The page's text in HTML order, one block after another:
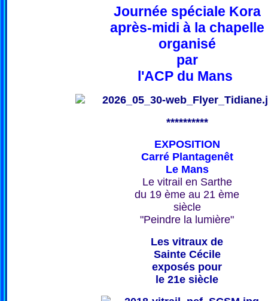
Journée spéciale Kora
après-midi à la chapelle
organisé
par
l'ACP du Mans
**********
EXPOSITION
Carré Plantagenêt
Le Mans
Le vitrail en Sarthe
du 19 ème au 21 ème
siècle
"Peindre la lumière"
Les vitraux de
Sainte Cécile
exposés pour
le 21e siècle